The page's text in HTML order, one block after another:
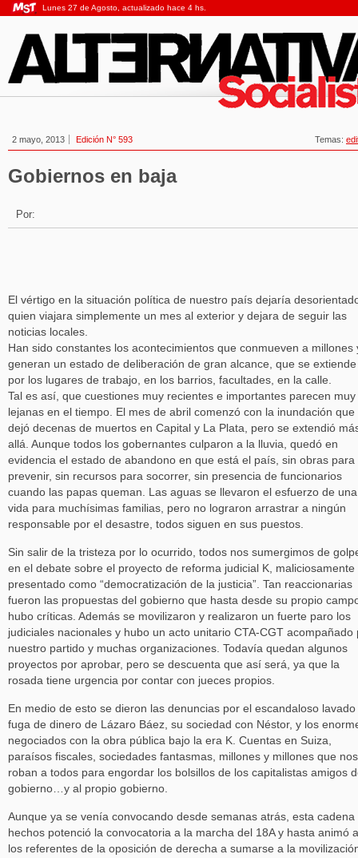
Lunes 27 de Agosto, actualizado hace 4 hs.
2 mayo, 2013 Edición N° 593 Temas:
Gobiernos en baja
Por:
El vértigo en la situación política de nuestro país dejaría
quien viajara simplemente un mes al exterior y dejara de seguir las
noticias locales.
Han sido constantes los acontecimientos que conmueven a millones
generan un estado de deliberación de gran alcance, que se extiende
por los lugares de trabajo, en los barrios, facultades, en la calle.
Tal es así, que cuestiones muy recientes e importantes parecen muy
lejanas en el tiempo. El mes de abril comenzó con la inundación que
dejó decenas de muertos en Capital y La Plata, pero se extendió
allá. Aunque todos los gobernantes culparon a la lluvia, quedó en
evidencia el estado de abandono en que está el país, sin obras para
prevenir, sin recursos para socorrer, sin presencia de funcionarios
cuando las papas queman. Las aguas se llevaron el esfuerzo de una
vida para muchísimas familias, pero no lograron arrastrar a ningún
responsable por el desastre, todos siguen en sus puestos.
Sin salir de la tristeza por lo ocurrido, todos nos sumergimos de
en el debate sobre el proyecto de reforma judicial K, maliciosamente
presentado como “democratización de la justicia”. Tan reaccionarias
fueron las propuestas del gobierno que hasta desde su propio
hubo críticas. Además se movilizaron y realizaron un fuerte paro los
judiciales nacionales y hubo un acto unitario CTA-CGT acompañado
nuestro partido y muchas organizaciones. Todavía quedan algunos
proyectos por aprobar, pero se descuenta que así será, ya que la
rosada tiene urgencia por contar con jueces propios.
En medio de esto se dieron las denuncias por el escandaloso lavado
fuga de dinero de Lázaro Báez, su sociedad con Néstor, y los
negociados con la obra pública bajo la era K. Cuentas en Suiza,
paraísos fiscales, sociedades fantasmas, millones y millones que nos
roban a todos para engordar los bolsillos de los capitalistas amigos
gobierno…y al propio gobierno.
Aunque ya se venía convocando desde semanas atrás, esta cadena
hechos potenció la convocatoria a la marcha del 18A y hasta animó a
los referentes de la oposición de derecha a sumarse a la